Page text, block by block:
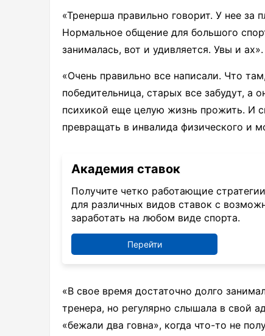
«Тренерша правильно говорит. У нее
Нормальное общение для большого
занималась, вот и удивляется. Увы и ах».
«Очень правильно все написали. Что
победительница, старых все забудут,
психикой еще целую жизнь прожить. И
превращать в инвалида физического и
Академия ставок
Получите четко работающие
для различных видов ставок с
заработать на любом виде спорта.
Перейти
«В свое время достаточно долго
тренера, но регулярно слышала в свой
«бежали два говна», когда что-то не